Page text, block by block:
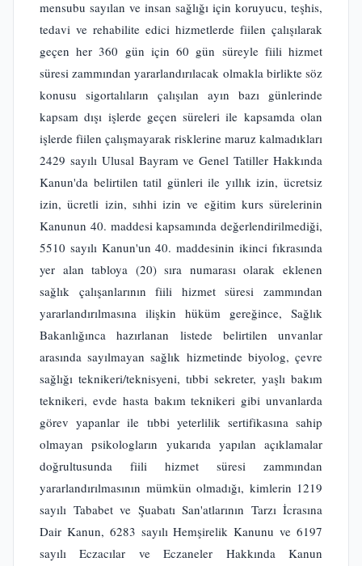
mensubu sayılan ve insan sağlığı için koruyucu, teşhis,
tedavi ve rehabilite edici hizmetlerde fiilen çalışılarak
geçen her 360 gün için 60 gün süreyle fiili hizmet
süresi zammından yararlandırılacak olmakla birlikte söz
konusu sigortalıların çalışılan ayın bazı günlerinde
kapsam dışı işlerde geçen süreleri ile kapsamda olan
işlerde fiilen çalışmayarak risklerine maruz kalmadıkları
2429 sayılı Ulusal Bayram ve Genel Tatiller Hakkında
Kanun'da belirtilen tatil günleri ile yıllık izin, ücretsiz
izin, ücretli izin, sıhhi izin ve eğitim kurs sürelerinin
Kanunun 40. maddesi kapsamında değerlendirilmediği,
5510 sayılı Kanun'un 40. maddesinin ikinci fıkrasında
yer alan tabloya (20) sıra numarası olarak eklenen
sağlık çalışanlarının fiili hizmet süresi zammından
yararlandırılmasına ilişkin hüküm gereğince, Sağlık
Bakanlığınca hazırlanan listede belirtilen unvanlar
arasında sayılmayan sağlık hizmetinde biyolog, çevre
sağlığı teknikeri/teknisyeni, tıbbi sekreter, yaşlı bakım
teknikeri, evde hasta bakım teknikeri gibi unvanlarda
görev yapanlar ile tıbbi yeterlilik sertifikasına sahip
olmayan psikologların yukarıda yapılan açıklamalar
doğrultusunda fiili hizmet süresi zammından
yararlandırılmasının mümkün olmadığı, kimlerin 1219
sayılı Tababet ve Şuabatı San'atlarının Tarzı İcrasına
Dair Kanun, 6283 sayılı Hemşirelik Kanunu ve 6197
sayılı Eczacılar ve Eczaneler Hakkında Kanun